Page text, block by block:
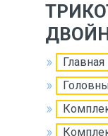
Главная